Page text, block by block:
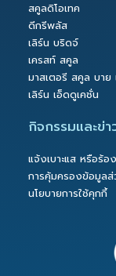
สคูลดิโอเทค
ดีกรีพลัส
เลิร์น บริดจ์
เครสท์ สคูล
มาสเตอรี สคูล บาย
เลิร์น เอ็ดดูเคชั่น
กิจกรรมและข่า
แจ้งเบาะแส หรือร้อ
การคุ้มครองข้อมูล
นโยบายการใช้คุกกี้